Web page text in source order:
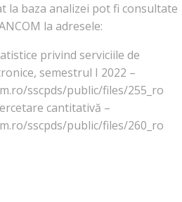
la baza analizei pot fi consultate
la adresele:
privind serviciile de
semestrul I 2022 –
sscpds/public/files/255_ro
cantitativă –
sscpds/public/files/260_ro